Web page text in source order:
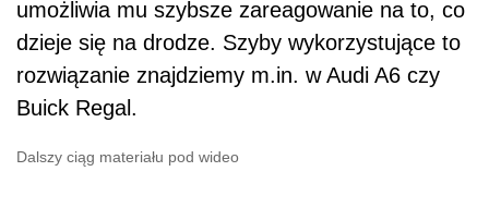
umożliwia mu szybsze zareagowanie na to, co
dzieje się na drodze. Szyby wykorzystujące to
rozwiązanie znajdziemy m.in. w Audi A6 czy
Buick Regal.
Dalszy ciąg materiału pod wideo